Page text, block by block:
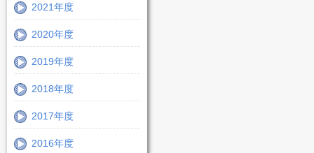
2021年度
2020年度
2019年度
2018年度
2017年度
2016年度